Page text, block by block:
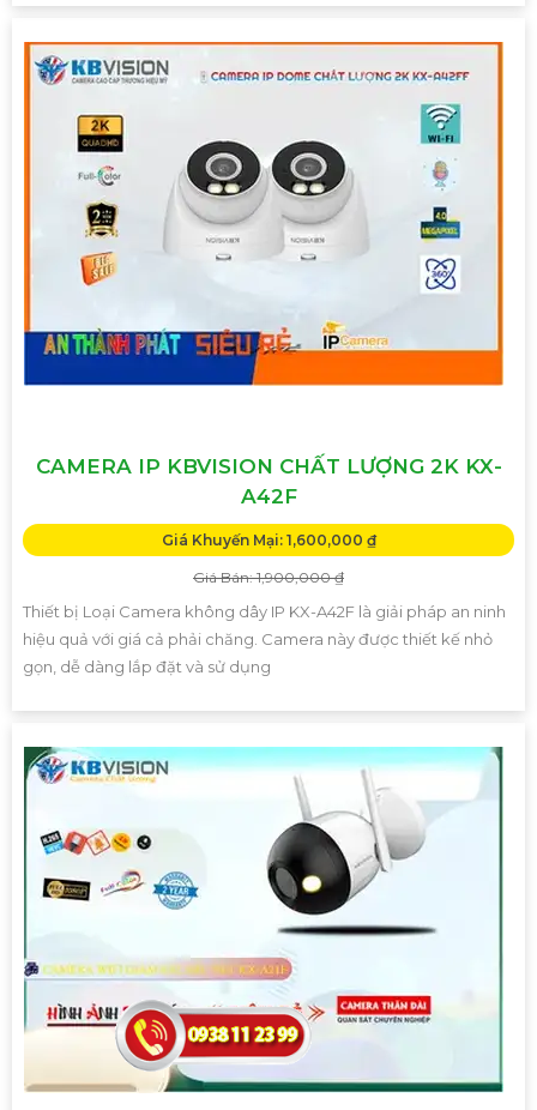
CAMERA IP KBVISION CHẤT LƯỢNG 2K KX-
A42F
Giá Khuyến Mại: 1,600,000 ₫
Giá Bán: 1,900,000 ₫
Thiết bị Loại Camera không dây IP KX-A42F là giải pháp an ninh
hiệu quả với giá cả phải chăng. Camera này được thiết kế nhỏ
gọn, dễ dàng lắp đặt và sử dụng